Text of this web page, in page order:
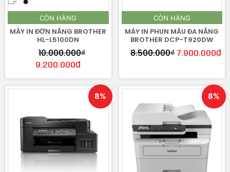
CÒN HÀNG
MÁY IN ĐƠN NĂNG BROTHER
HL-L5100DN
10.000.000₫
9.200.000₫
CÒN HÀNG
MÁY IN PHUN MÀU ĐA NĂNG
BROTHER DCP-T920DW
8.500.000₫ 7.900.000₫
8% 8%